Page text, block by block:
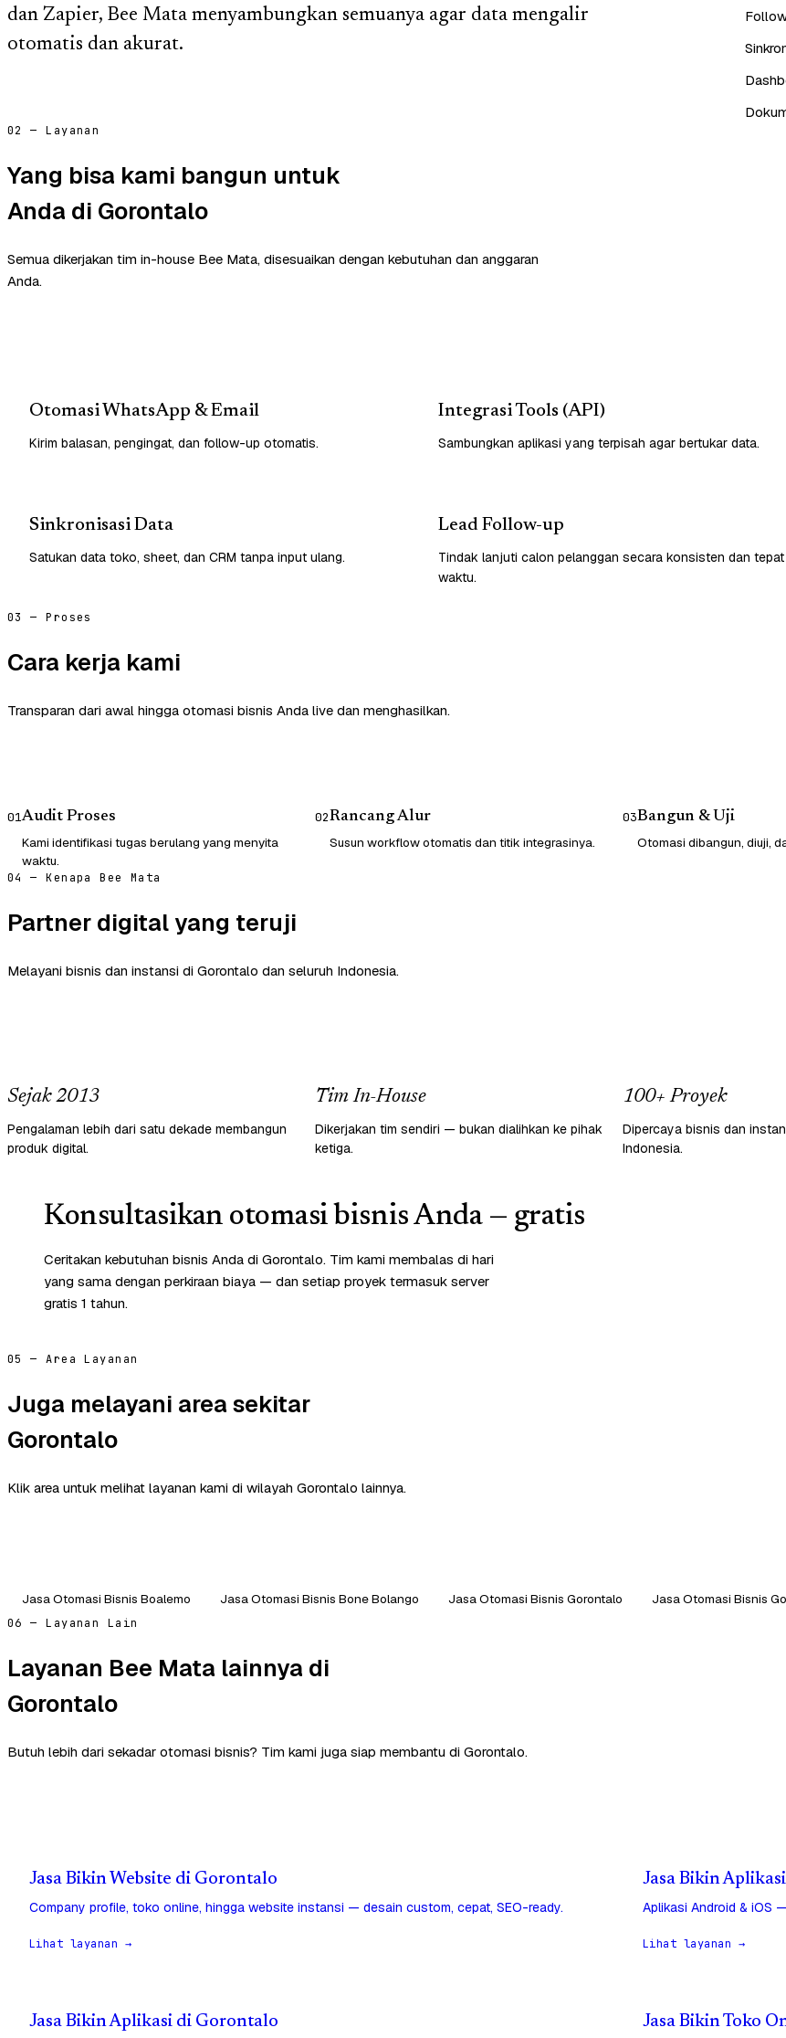
dan Zapier, Bee Mata menyambungkan semuanya agar data mengalir
otomatis dan akurat.
02 — Layanan
Yang bisa kami bangun untuk
Anda di Gorontalo
Semua dikerjakan tim in-house Bee Mata, disesuaikan dengan kebutuhan dan anggaran
Anda.
Otomasi WhatsApp & Email
Kirim balasan, pengingat, dan follow-up otomatis.
Integrasi Tools (API)
Sambungkan aplikasi yang terpisah agar bertukar data.
Sinkronisasi Data
Satukan data toko, sheet, dan CRM tanpa input ulang.
Lead Follow-up
Tindak lanjuti calon pelanggan secara konsisten dan tepat
waktu.
03 — Proses
Cara kerja kami
Transparan dari awal hingga otomasi bisnis Anda live dan menghasilkan.
01Audit Proses
Kami identifikasi tugas berulang yang menyita
waktu.
02Rancang Alur
Susun workflow otomatis dan titik integrasinya.
03Bangun & Uji
Otomasi dibangun, diuji,
04 — Kenapa Bee Mata
Partner digital yang teruji
Melayani bisnis dan instansi di Gorontalo dan seluruh Indonesia.
Sejak 2013
Pengalaman lebih dari satu dekade membangun
produk digital.
Tim In-House
Dikerjakan tim sendiri — bukan dialihkan ke pihak
ketiga.
100+ Proyek
Dipercaya bisnis dan
Indonesia.
Konsultasikan otomasi bisnis Anda — gratis
Ceritakan kebutuhan bisnis Anda di Gorontalo. Tim kami membalas di hari
yang sama dengan perkiraan biaya — dan setiap proyek termasuk server
gratis 1 tahun.
05 — Area Layanan
Juga melayani area sekitar
Gorontalo
Klik area untuk melihat layanan kami di wilayah Gorontalo lainnya.
Jasa Otomasi Bisnis Boalemo Jasa Otomasi Bisnis Bone Bolango Jasa Otomasi Bisnis Gorontalo Jasa Otomasi Bisnis
06 — Layanan Lain
Layanan Bee Mata lainnya di
Gorontalo
Butuh lebih dari sekadar otomasi bisnis? Tim kami juga siap membantu di Gorontalo.
Jasa Bikin Website di Gorontalo
Company profile, toko online, hingga website instansi — desain custom, cepat, SEO-ready.
Lihat layanan →
Jasa Bikin
Aplikasi Android & iOS
Lihat layanan →
Jasa Bikin Aplikasi di Gorontalo Jasa Bikin Toko